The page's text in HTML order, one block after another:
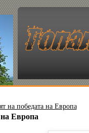
на победата на Европа
Европа